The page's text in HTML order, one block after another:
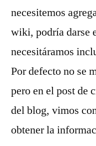
necesitemos
wiki, podría darse
necesitáramos
Por defecto no se
pero en el post de
del blog, vimos
obtener la